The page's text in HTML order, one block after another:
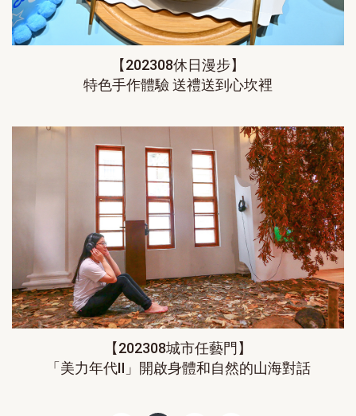
【202308休日漫步】
特色手作體驗 送禮送到心坎裡
【202308城市任藝門】
「美力年代Ⅱ」開啟身體和自然的山海對話